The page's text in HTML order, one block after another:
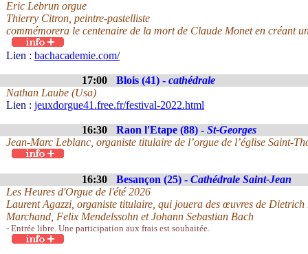
Eric Lebrun orgue
Thierry Citron, peintre-pastelliste
commémorera le centenaire de la mort de Claude Monet en créant
Lien : bachacademie.com/
17:00 Blois (41) - cathédrale
Nathan Laube (Usa)
Lien : jeuxdorgue41.free.fr/festival-2022.html
16:30 Raon l'Etape (88) - St-Georges
Jean-Marc Leblanc, organiste titulaire de l’orgue de l’église Saint-
16:30 Besançon (25) - Cathédrale Saint-Jean
Les Heures d'Orgue de l'été 2026
Laurent Agazzi, organiste titulaire, qui jouera des œuvres de
Marchand, Felix Mendelssohn et Johann Sebastian Bach
- Entrée libre. Une participation aux frais est souhaitée.